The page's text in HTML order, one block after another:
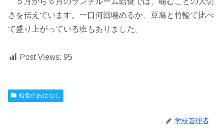
さを伝えています。一口何回噛めるか、豆腐と竹輪で比べ
て盛り上がっている班もありました。
Post Views: 95
給食のおはなし
学校管理者